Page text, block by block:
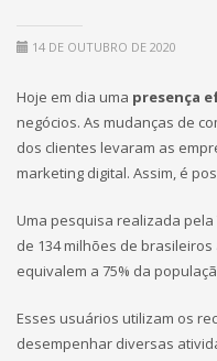
14 DE OUTUBRO DE 2020
Hoje em dia uma presença
negócios. As mudanças de
dos clientes levaram as
marketing digital. Assim, é
Uma pesquisa realizada pela
de 134 milhões de
equivalem a 75% da
Esses usuários utilizam os
desempenhar diversas